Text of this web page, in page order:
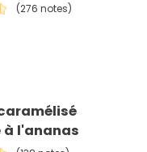
(276 notes)
à l'ananas